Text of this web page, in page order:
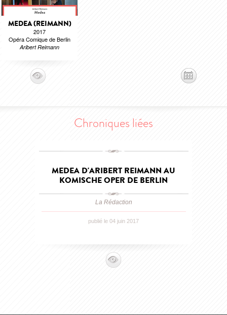
MEDEA (REIMANN)
2017
Opéra Comique de Berlin
Aribert Reimann
Chroniques liées
MEDEA D'ARIBERT REIMANN AU
KOMISCHE OPER DE BERLIN
La Rédaction
publié le 04 juin 2017